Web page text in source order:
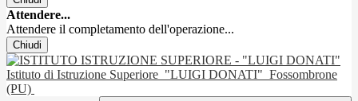
Attendere...
Attendere il completamento dell'operazione...
Chiudi
Istituto di Istruzione Superiore "LUIGI DONATI" Fossombrone
(PU)